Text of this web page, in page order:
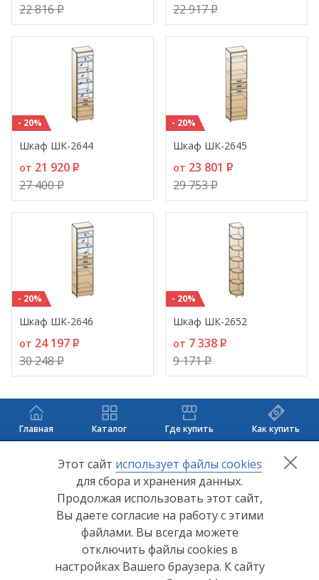
22 816P
22 917P
- 20%
Шкаф ШК-2644
от 21 920 P
27 400P
- 20%
Шкаф ШК-2645
от 23 801 P
29 753P
- 20%
Шкаф ШК-2646
от 24 197 P
30 248P
- 20%
Шкаф ШК-2652
от 7 338 P
9 171P
Главная Каталог Где купить Как купить
+7 (8412) 65-33-00
info@lerom.ru
Согласие на обработку персональных данных
Политика конфиденциальности
Согласие на обработку персональных данных Яндекс
Этот сайт использует файлы cookies
для сбора и хранения данных.
Продолжая использовать этот сайт,
Вы даете согласие на работу с этими
файлами. Вы всегда можете
отключить файлы cookies в
настройках Вашего браузера. К сайту